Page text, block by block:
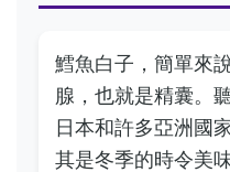
鱈魚白子，簡單來
腺，也就是精囊。
日本和許多亞洲國
其是冬季的時令美